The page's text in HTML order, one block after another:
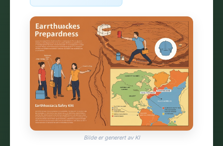
Bilde er generert av KI